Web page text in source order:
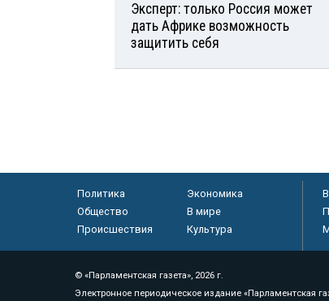
Эксперт: только Россия может
дать Африке возможность
защитить себя
Политика
Экономика
Общество
В мире
Происшествия
Культура
© «Парламентская газета», 2026 г.
Электронное периодическое издание «Парламентская